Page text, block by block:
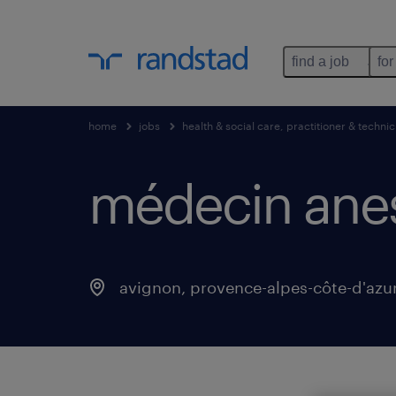
find a job
home jobs health & social care, practitioner &
médecin
avignon, provence-alpes-côte-